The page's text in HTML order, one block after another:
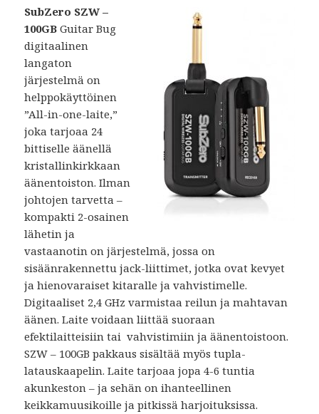
SubZero SZW –
100GB Guitar Bug
digitaalinen
langaton
järjestelmä on
helppokäyttöinen
”All-in-one-laite,”
joka tarjoaa 24
bittiselle äänellä
kristallinkirkkaan
äänentoiston. Ilman
johtojen tarvetta –
kompakti 2-osainen
lähetin ja
vastaanotin on järjestelmä, jossa on
sisäänrakennettu jack-liittimet, jotka ovat kevyet
ja hienovaraiset kitaralle ja vahvistimelle.
Digitaaliset 2,4 GHz varmistaa reilun ja mahtavan
äänen. Laite voidaan liittää suoraan
efektilaitteisiin tai vahvistimiin ja äänentoistoon.
SZW – 100GB pakkaus sisältää myös tupla-
latauskaapelin. Laite tarjoaa jopa 4-6 tuntia
akunkeston – ja sehän on ihanteellinen
keikkamuusikoille ja pitkissä harjoituksissa.